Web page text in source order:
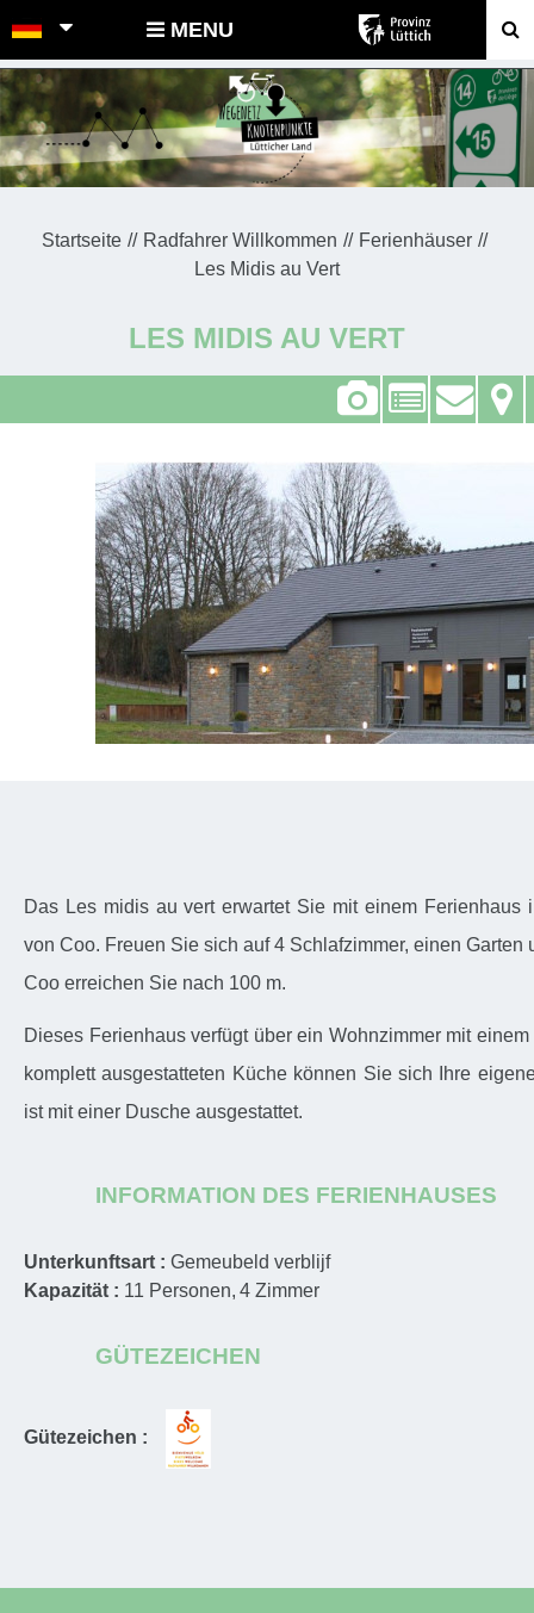
POINTS-NOEUDS MENU
Startseite Radfahrer Willkommen
Ferienhäuser
Les Midis au Vert
LES MIDIS AU VERT
Das Les midis au vert erwartet Sie mit einem Ferienhaus
von Coo. Freuen Sie sich auf 4 Schlafzimmer, einen
Coo erreichen Sie nach 100 m.
Dieses Ferienhaus verfügt über ein Wohnzimmer mit
komplett ausgestatteten Küche können Sie sich Ihre
ist mit einer Dusche ausgestattet.
INFORMATION DES FERIENHAUSES
Unterkunftsart : Gemeubeld verblijf
Kapazität : 11 Personen 4 Zimmer
GÜTEZEICHEN
Gütezeichen :